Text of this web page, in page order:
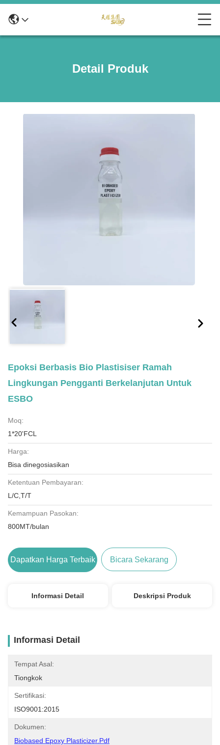
Detail Produk
Epoksi Berbasis Bio Plastisiser Ramah
Lingkungan Pengganti Berkelanjutan Untuk
ESBO
Moq:
1*20'FCL
Harga:
Bisa dinegosiasikan
Ketentuan Pembayaran:
L/C,T/T
Kemampuan Pasokan:
800MT/bulan
Dapatkan Harga Terbaik Bicara Sekarang
Informasi Detail Deskripsi Produk
Informasi Detail
Tempat Asal:
Tiongkok
Sertifikasi:
ISO9001:2015
Dokumen:
Biobased Epoxy Plasticizer.pdf